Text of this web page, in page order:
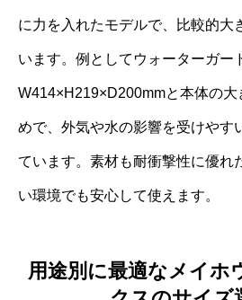
に力を入れたモデルで、比較的大
います。例としてウォーターガー
W414×H219×D200mmと本体の
めで、外気や水の影響を受けやす
ています。素材も耐衝撃性に優れ
い環境でも安心して使えます。
用途別に最適なメイホ